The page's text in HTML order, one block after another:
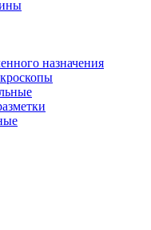
назначения